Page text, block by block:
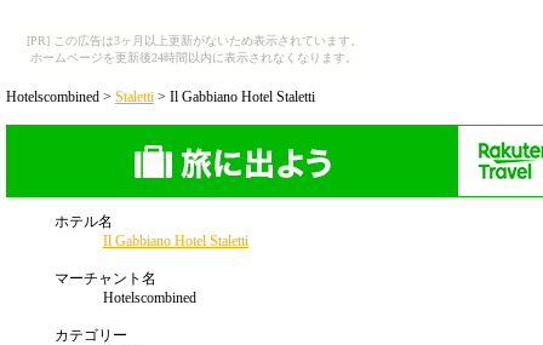
[PR] この広告は3ヶ月以上更新がないため表示されています。
ホームページを更新後24時間以内に表示されなくなります。
Hotelscombined > Staletti > Il Gabbiano Hotel Staletti
ホテル名
Il Gabbiano Hotel Staletti
マーチャント名
Hotelscombined
カテゴリー